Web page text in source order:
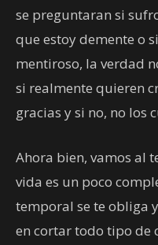
se preguntaran si
que estoy demente o
mentiroso, la verdad
si realmente quieren
gracias y si no, no los
Ahora bien, vamos al
vida es un poco
temporal se te obliga
en cortar todo tipo de